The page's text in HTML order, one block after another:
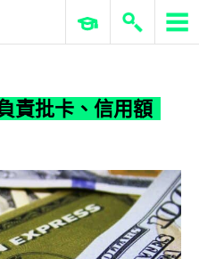
ERP 與商業 AI
責批卡、信用額